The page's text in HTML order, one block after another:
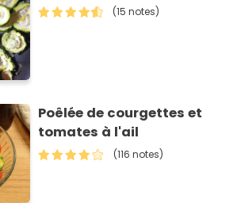
(15 notes)
Poêlée de courgettes et
tomates à l'ail
(116 notes)